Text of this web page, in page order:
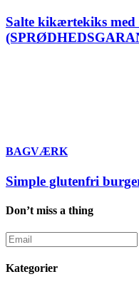
Salte kikærtekiks
BAGVÆRK
Simple glutenfri
Don’t miss a thing
Kategorier